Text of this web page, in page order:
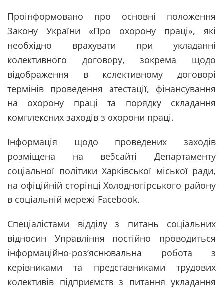
Проінформовано про основні положення
Закону України «Про охорону праці», які
необхідно врахувати при укладанні
колективного договору, зокрема щодо
відображення в колективному договорі
термінів проведення атестації, фінансування
на охорону праці та порядку складання
комплексних заходів з охорони праці.
Інформація щодо проведених заходів
розміщена на вебсайті Департаменту
соціальної політики Харківської міської ради,
на офіційній сторінці Холодногірського району
в соціальній мережі Facebook.
Спеціалістами відділу з питань соціальних
відносин Управління постійно проводиться
інформаційно-роз’яснювальна робота з
керівниками та представниками трудових
колективів підприємств з питання укладання